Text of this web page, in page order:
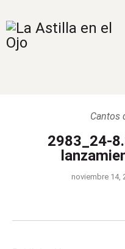
Cantos
2983_24-
noviembre 14,